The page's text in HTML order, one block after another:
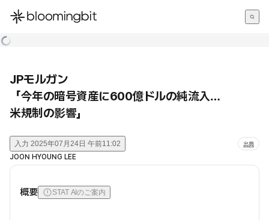
한국어
JPモルガン
「今年の暗号資産に600億ドルの純流入…
米規制の影響」
入力 2025年07月24日 午前11:02 出典
JOON HYOUNG LEE
概要 STAT AIのご案内